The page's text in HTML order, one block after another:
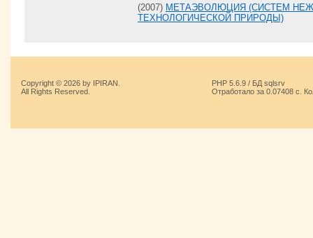
(2007) МЕТАЭВОЛЮЦИЯ (СИСТЕМ
ТЕХНОЛОГИЧЕСКОЙ ПРИРОДЫ)
Copyright © 2026 by IPIRAN.
All Rights Reserved.
PHP 5.6.9 / БД sqlsrv
Отработало за 0.07408 с.